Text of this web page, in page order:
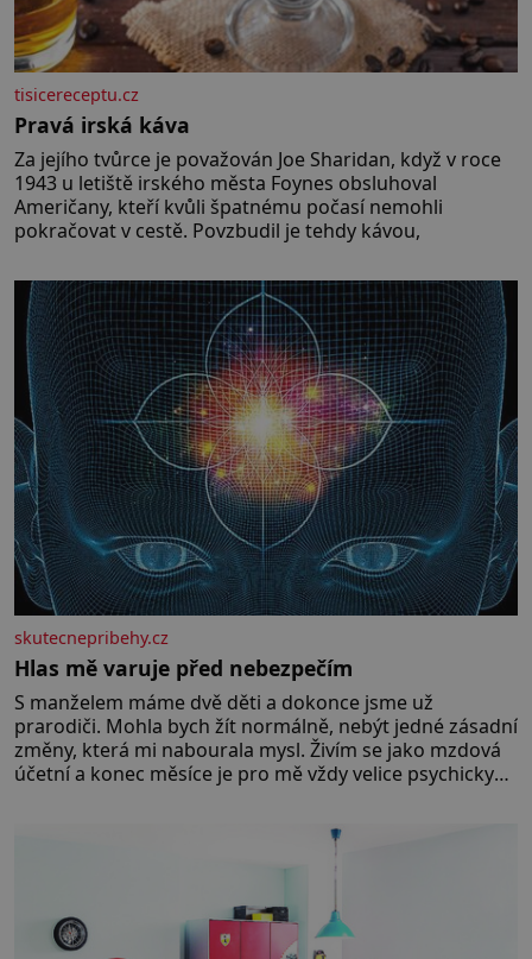
tisicereceptu.cz
Pravá irská káva
Za jejího tvůrce je považován Joe Sharidan, když v roce
1943 u letiště irského města Foynes obsluhoval
Američany, kteří kvůli špatnému počasí nemohli
pokračovat v cestě. Povzbudil je tehdy kávou,
skutecnepribehy.cz
Hlas mě varuje před nebezpečím
S manželem máme dvě děti a dokonce jsme už
prarodiči. Mohla bych žít normálně, nebýt jedné zásadní
změny, která mi nabourala mysl. Živím se jako mzdová
účetní a konec měsíce je pro mě vždy velice psychicky